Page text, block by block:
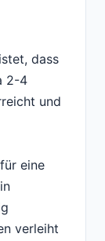
dass
2-4
und
eine
verleiht